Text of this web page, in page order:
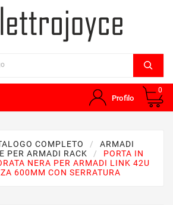
Profilo
0
COMPLETO
ARMADI
PER ARMADI RACK
PORTA IN
NERA PER ARMADI LINK 42U
600MM CON SERRATURA